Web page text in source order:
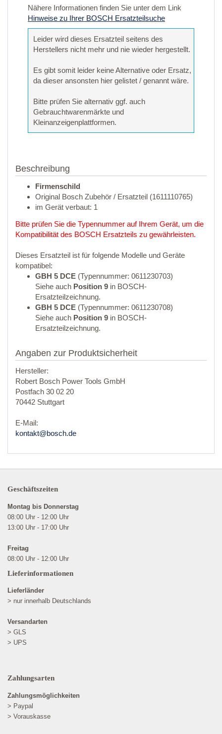
Nähere Informationen finden Sie unter dem Link
Hinweise zu Ihrer BOSCH Ersatzteilsuche
Leider wird dieses Ersatzteil seitens des
Herstellers nicht mehr und nie wieder hergestellt.
Es gibt somit leider keine Alternative oder Ersatz,
da dieser ansonsten hier gelistet / genannt wäre.
Bitte prüfen Sie alternativ ggf. auch
Gebrauchtwarenmärkte und
Kleinanzeigenplattformen.
Beschreibung
Firmenschild
Original Bosch Zubehör / Ersatzteil (1611110765)
im Gerät verbaut: 1
Bitte prüfen Sie die Typennummer auf Ihrem Gerät, um die
Kompatibilität des BOSCH Ersatzteils zu gewährleisten.
Dieses Ersatzteil ist für folgende Modelle und Geräte
kompatibel:
GBH 5 DCE (Typennummer: 0611230703)
Siehe auch Position 9 in BOSCH-
Ersatzteilzeichnung.
GBH 5 DCE (Typennummer: 0611230708)
Siehe auch Position 9 in BOSCH-
Ersatzteilzeichnung.
Angaben zur Produktsicherheit
Hersteller:
Robert Bosch Power Tools GmbH
Postfach 30 02 20
70442 Stuttgart
E-Mail:
kontakt@bosch.de
Geschäftszeiten
Montag bis Donnerstag
08:00 Uhr - 12:00 Uhr
13:00 Uhr - 17:00 Uhr
Freitag
08:00 Uhr - 12:00 Uhr
Lieferinformationen
Lieferländer
> nur innerhalb Deutschlands
Versandarten
> GLS
> UPS
Zahlungsarten
Zahlungsmöglichkeiten
> Paypal
> Vorauskasse